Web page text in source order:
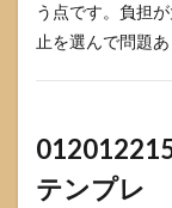
う点です。負担
止を選んで問題あ
テンプレ